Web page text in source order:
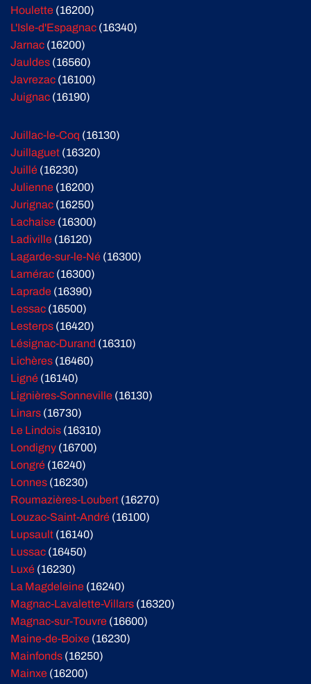
Houlette (16200)
L'Isle-d'Espagnac (16340)
Jarnac (16200)
Jauldes (16560)
Javrezac (16100)
Juignac (16190)
Juillac-le-Coq (16130)
Juillaguet (16320)
Juillé (16230)
Julienne (16200)
Jurignac (16250)
Lachaise (16300)
Ladiville (16120)
Lagarde-sur-le-Né (16300)
Lamérac (16300)
Laprade (16390)
Lessac (16500)
Lesterps (16420)
Lésignac-Durand (16310)
Lichères (16460)
Ligné (16140)
Lignières-Sonneville (16130)
Linars (16730)
Le Lindois (16310)
Londigny (16700)
Longré (16240)
Lonnes (16230)
Roumazières-Loubert (16270)
Louzac-Saint-André (16100)
Lupsault (16140)
Lussac (16450)
Luxé (16230)
La Magdeleine (16240)
Magnac-Lavalette-Villars (16320)
Magnac-sur-Touvre (16600)
Maine-de-Boixe (16230)
Mainfonds (16250)
Mainxe (16200)